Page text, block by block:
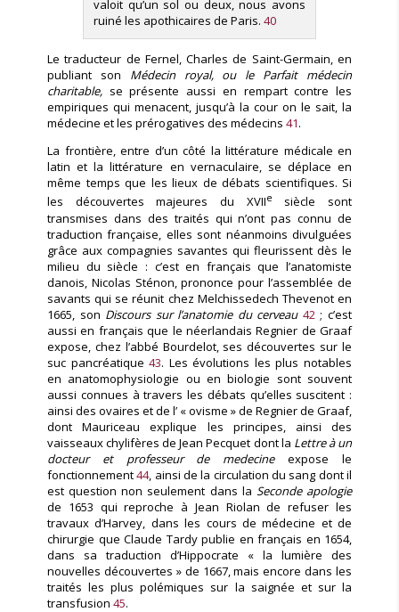
valoit qu’un sol ou deux, nous avons
ruiné les apothicaires de Paris. 40
Le traducteur de Fernel, Charles de Saint-Germain, en
publiant son Médecin royal, ou le Parfait médecin
charitable, se présente aussi en rempart contre les
empiriques qui menacent, jusqu’à la cour on le sait, la
médecine et les prérogatives des médecins 41.
La frontière, entre d’un côté la littérature médicale en
latin et la littérature en vernaculaire, se déplace en
même temps que les lieux de débats scientifiques. Si
les découvertes majeures du XVIIe
siècle sont
transmises dans des traités qui n’ont pas connu de
traduction française, elles sont néanmoins divulguées
grâce aux compagnies savantes qui fleurissent dès le
milieu du siècle : c’est en français que l’anatomiste
danois, Nicolas Sténon, prononce pour l’assemblée de
savants qui se réunit chez Melchissedech Thevenot en
1665, son Discours sur l’anatomie du cerveau42 ; c’est
aussi en français que le néerlandais Regnier de Graaf
expose, chez l’abbé Bourdelot, ses découvertes sur le
suc pancréatique 43. Les évolutions les plus notables
en anatomophysiologie ou en biologie sont souvent
aussi connues à travers les débats qu’elles suscitent :
ainsi des ovaires et de l’ « ovisme » de Regnier de Graaf,
dont Mauriceau explique les principes, ainsi des
vaisseaux chylifères de Jean Pecquet dont la Lettre à un
docteur et professeur de medecineexpose le
fonctionnement44, ainsi de la circulation du sang dont il
est question non seulement dans la Seconde apologie
de 1653 qui reproche à Jean Riolan de refuser les
travaux d’Harvey, dans les cours de médecine et de
chirurgie que Claude Tardy publie en français en 1654,
dans sa traduction d’Hippocrate « la lumière des
nouvelles découvertes » de 1667, mais encore dans les
traités les plus polémiques sur la saignée et sur la
transfusion 45.